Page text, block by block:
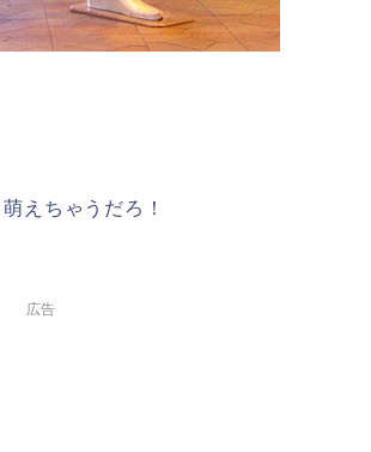
えちゃうだろ！
広告